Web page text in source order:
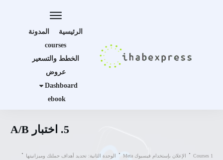
الرئيسية
المدونة
courses
الخطط والتسعير
عروض
Dashboard
ebook
5. اختبار A/B
Courses 1 الإعلان بإستخدام فيسبوك Meta
الوحدة الثانية: تحديد أهداف حملتك وميزانيتها